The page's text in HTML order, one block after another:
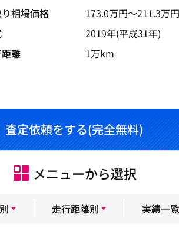
相場価格 173.0万円〜211.3万円
2019年(平成31年)
離
1万km
査定依頼をする(完全無料)
メニューから選択
走行距離別 実績一覧